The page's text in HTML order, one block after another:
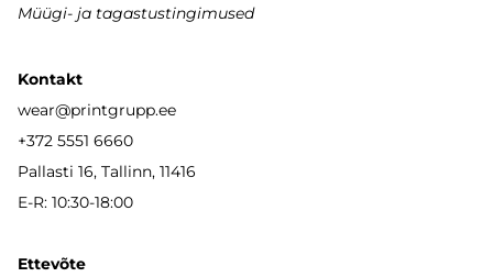
Müügi- ja tagastustingimused
Kontakt
wear@printgrupp.ee
+372 5551 6660
Pallasti 16, Tallinn, 11416
E-R: 10:30-18:00
Ettevõte